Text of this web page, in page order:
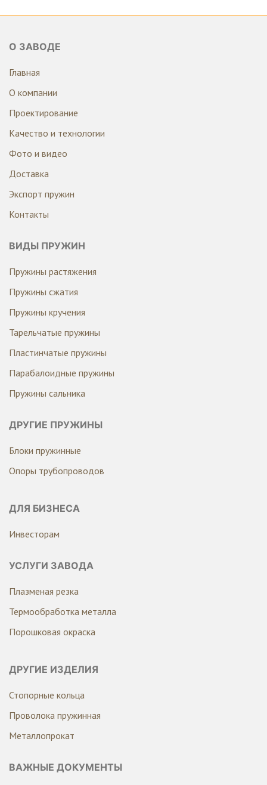
О ЗАВОДЕ
Главная
О компании
Проектирование
Качество и технологии
Фото и видео
Доставка
Экспорт пружин
Контакты
ВИДЫ ПРУЖИН
Пружины растяжения
Пружины сжатия
Пружины кручения
Тарельчатые пружины
Пластинчатые пружины
Парабалоидные пружины
Пружины сальника
ДРУГИЕ ПРУЖИНЫ
Блоки пружинные
Опоры трубопроводов
ДЛЯ БИЗНЕСА
Инвесторам
УСЛУГИ ЗАВОДА
Плазменая резка
Термообработка металла
Порошковая окраска
ДРУГИЕ ИЗДЕЛИЯ
Стопорные кольца
Проволока пружинная
Металлопрокат
ВАЖНЫЕ ДОКУМЕНТЫ